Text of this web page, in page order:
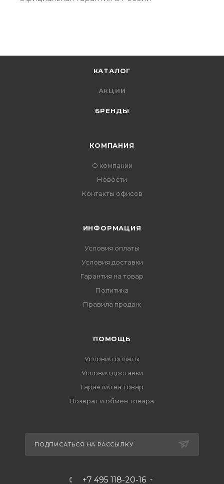
КАТАЛОГ
АКЦИИ
БРЕНДЫ
КОМПАНИЯ
О компании
Новости
Контакты офисов
ИНФОРМАЦИЯ
Условия оплаты
Условия доставки
Гарантия на товар
Политика
Правила продаж
ПОМОЩЬ
Условия оплаты
Условия доставки
Гарантия на товар
Возврат и обмен товара
ПОДПИСАТЬСЯ НА РАССЫЛКУ
+7 495 118-20-16